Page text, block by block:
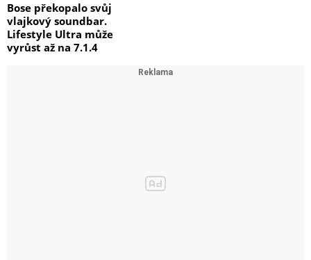
Bose překopalo svůj
vlajkový soundbar.
Lifestyle Ultra může
vyrůst až na 7.1.4